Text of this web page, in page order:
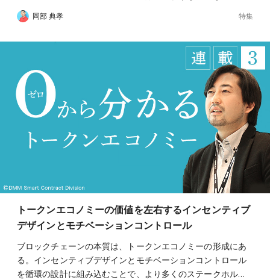
岡部 典孝 特集
トークンエコノミーの価値を左右するインセンティブ
デザインとモチベーションコントロール
ブロックチェーンの本質は、トークンエコノミーの形成にあ
る。インセンティブデザインとモチベーションコントロール
を循環の設計に組み込むことで、より多くのステークホル…